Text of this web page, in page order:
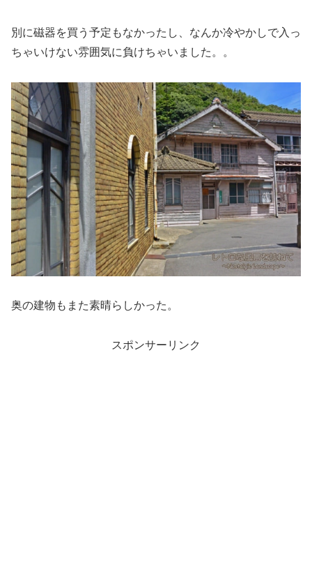
別に磁器を買う予定もなかったし、なんか冷やかしで入っ
ちゃいけない雰囲気に負けちゃいました。。
奥の建物もまた素晴らしかった。
スポンサーリンク